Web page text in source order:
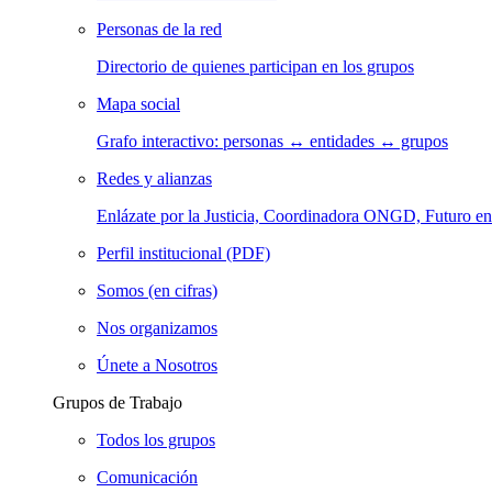
Personas de la red
Directorio de quienes participan en los grupos
Mapa social
Grafo interactivo: personas ↔ entidades ↔ grupos
Redes y alianzas
Enlázate por la Justicia, Coordinadora ONGD, Futuro
Perfil institucional (PDF)
Somos (en cifras)
Nos organizamos
Únete a Nosotros
Grupos de Trabajo
Todos los grupos
Comunicación